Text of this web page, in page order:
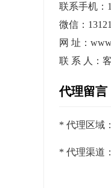
联系手机：
微信：
网 址：
联 系 人：
代理留言
* 代理区域：
* 代理渠道：